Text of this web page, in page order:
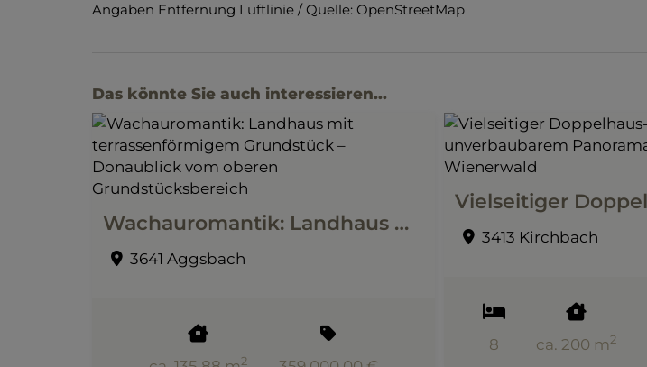
Angaben Entfernung Luftlinie / Quelle: OpenStreetMap
Das könnte Sie auch interessieren...
Wachauromantik: Landhaus mit terrassenförmigem Grundstück – Donaublick vom oberen Grundstücksbereich
3641 Aggsbach
2
3413 Kirchbach
8 ca. 200 m 2